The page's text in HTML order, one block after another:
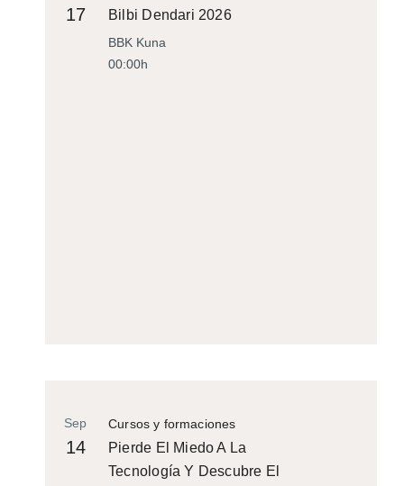
17 Bilbi Dendari 2026
BBK Kuna
00:00h
Cursos y formaciones
Sep
14
Pierde El Miedo A La
Tecnología Y Descubre El